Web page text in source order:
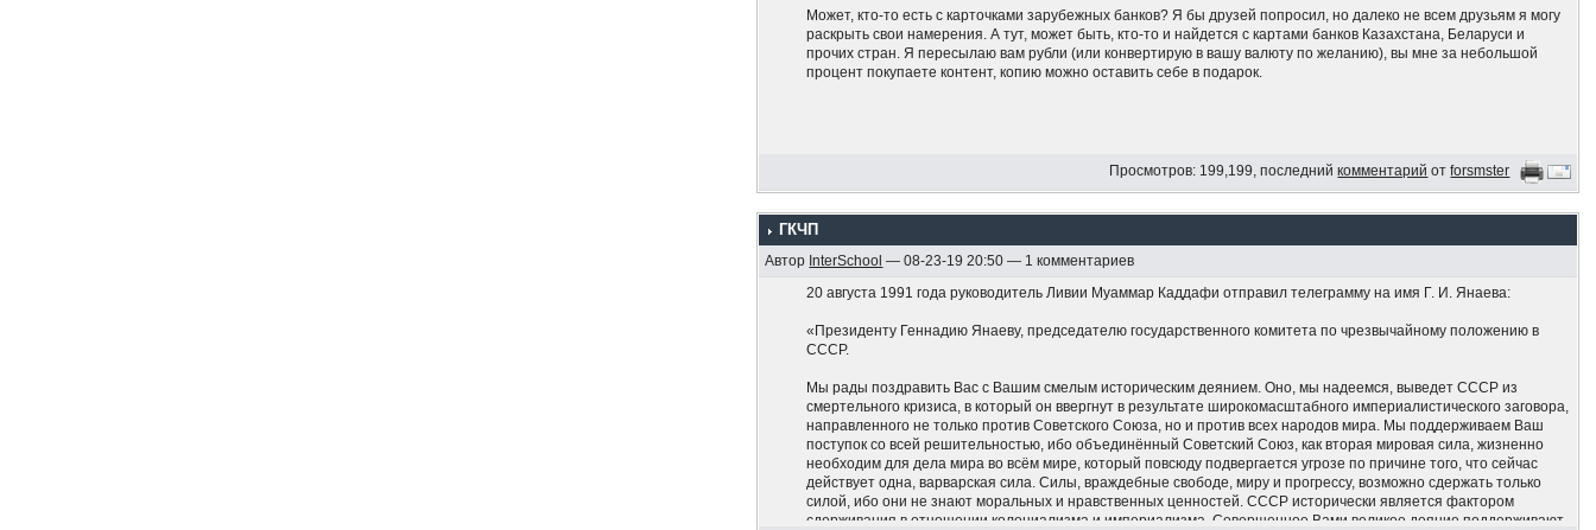
Может, кто-то есть с карточками зарубежных банков? Я бы друзей попросил, но далеко не всем друзьям я могу
раскрыть свои намерения. А тут, может быть, кто-то и найдется с картами банков Казахстана, Беларуси и
прочих стран. Я пересылаю вам рубли (или конвертирую в вашу валюту по желанию), вы мне за небольшой
процент покупаете контент, копию можно оставить себе в подарок.
Просмотров: 199,199, последнийкомментарий отforsmster
ГКЧП
Автор InterSchool — 08-23-19 20:50 — 1 комментариев
20 августа 1991 года руководитель Ливии Муаммар Каддафи отправил телеграмму на имя Г. И. Янаева:
«Президенту Геннадию Янаеву, председателю государственного комитета по чрезвычайному положению в
СССР.
Мы рады поздравить Вас с Вашим смелым историческим деянием. Оно, мы надеемся, выведет СССР из
смертельного кризиса, в который он ввергнут в результате широкомасштабного империалистического заговора,
направленного не только против Советского Союза, но и против всех народов мира. Мы поддерживаем Ваш
поступок со всей решительностью, ибо объединённый Советский Союз, как вторая мировая сила, жизненно
необходим для дела мира во всём мире, который повсюду подвергается угрозе по причине того, что сейчас
действует одна, варварская сила. Силы, враждебные свободе, миру и прогрессу, возможно сдержать только
силой, ибо они не знают моральных и нравственных ценностей. СССР исторически является фактором
сдерживания в отношении колониализма и империализма. Совершенное Вами великое деяние поддерживают